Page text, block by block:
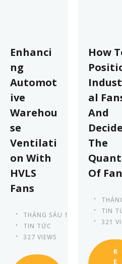
Enhanci
ng
Automot
ive
Warehou
se
Ventilati
on With
HVLS
Fans
THÁNG SÁU 13TH, 2023
TIN TỨC
327 VIEWS
How
al
And
Decide
The
Of
TIN
321
R
E